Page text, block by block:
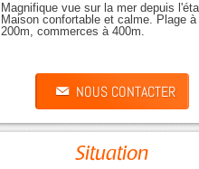
Magnifique vue sur la mer depuis
Maison confortable et calme. Plage à
200m, commerces à 400m.
NOUS CONTACTER
Situation